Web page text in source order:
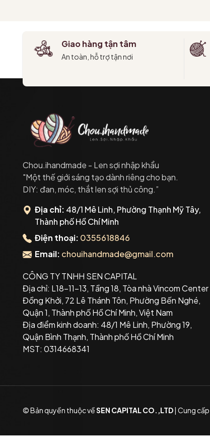
Giao hàng tận tâm
An toàn, hỗ trợ tận nơi
Chou.ihandmade - Len sợi nhập khẩu
"Một thế giới sáng tạo dành riêng cho bạn.
DIY: đan, móc, thắt len sợi thủ công.”
Địa chỉ: 48/1 Mê Linh, Phường Thạnh Mỹ Tây,
Thành phố Hồ Chí Minh
Điện thoại: 0355618846
Email: chouihandmade@gmail.com
CÔNG TY TNHH SEN CAPITAL
Địa chỉ: L18-11-13, Tầng 18, Tòa nhà Vincom Center
Đồng Khởi, 72 Lê Thánh Tôn, Phường Bến Nghé,
Quận 1, Thành phố Hồ Chí Minh, Việt Nam
Địa điểm kinh doanh: 48/1 Mê Linh, Phường 19,
Quận Bình Thạnh, Thành phố Hồ Chí Minh
MST: 0314668341
© Bản quyền thuộc vềSEN CAPITAL CO.,LTD| Cung